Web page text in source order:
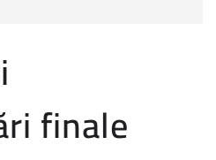
finale